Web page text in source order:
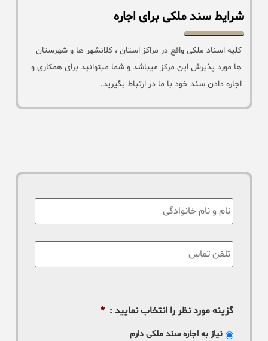
شرایط سند ملکی برای اجاره
کلیه اسناد ملکی واقع در مراکز استان ، کلانشهر ها و شهرستان
ها مورد پذیرش این مرکز میباشد و شما میتوانید برای همکاری و
اجاره دادن سند خود با ما در ارتباط بگیرید.
نام
تلفن
تماس
:
*
گزینه مورد نظر را انتخاب نمایید : *
نیاز به اجاره سند ملکی دارم